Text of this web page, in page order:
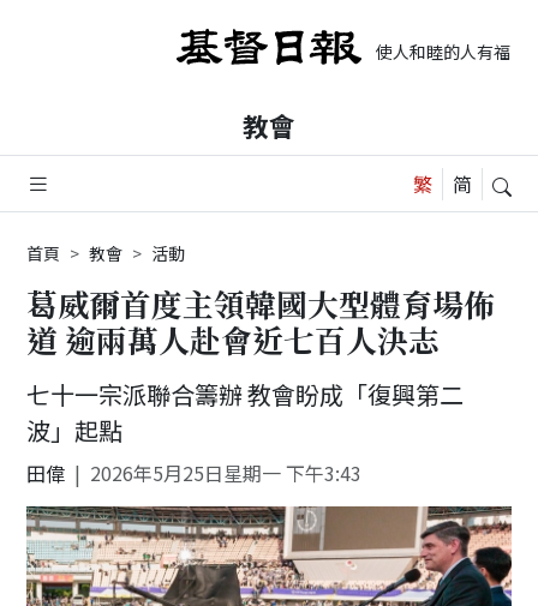
使人和睦的人有福了
教會
首頁 教會 活動
葛威爾首度主領韓國大型體育場佈
道 逾兩萬人赴會近七百人決志
七十一宗派聯合籌辦 教會盼成「復興第二
波」起點
田偉 2026年5月25日星期一 下午3:43